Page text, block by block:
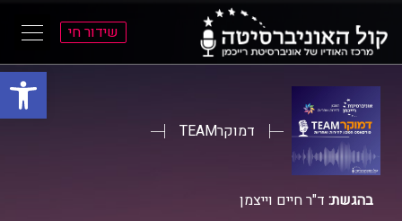
פתח
הראשי
הראשי
שידור חי
דמוקרTEAM
בהגשת: ד"ר חיים וייצמן